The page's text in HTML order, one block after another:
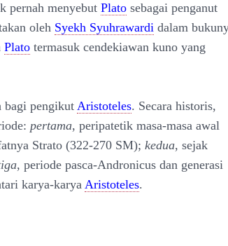
pernah menyebut Plato sebagai penganut
oleh Syekh Syuhrawardi dalam
Plato termasuk cendekiawan kuno yang
bagi pengikut Aristoteles. Secara historis,
pertama, peripatetik masa-masa awal
Strato (322-270 SM); kedua, sejak
, periode pasca-Andronicus dan generasi
karya-karya Aristoteles.